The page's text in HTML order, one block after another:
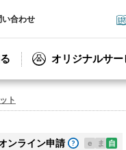
い合わせ
オリジナルサー
ト
ンライン申請 e ま 自